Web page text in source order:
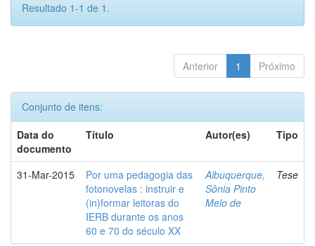
Resultado 1-1 de 1.
Anterior 1 Próximo
Conjunto de itens:
Data do
documento
Título Autor(es) Tipo
31-Mar-2015
Por uma pedagogia das
fotonovelas : instruir e
(in)formar leitoras do
IERB durante os anos
60 e 70 do século XX
Albuquerque,
Sônia Pinto
Melo de
Tese